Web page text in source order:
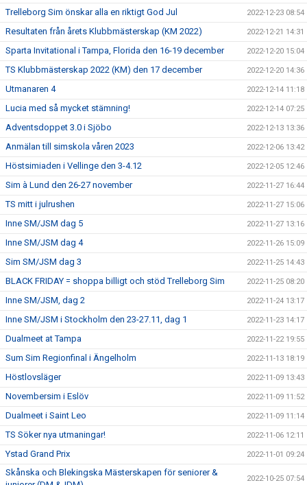
Trelleborg Sim önskar alla en riktigt God Jul 2022-12-23 08:54
Resultaten från årets Klubbmästerskap (KM 2022) 2022-12-21 14:31
Sparta Invitational i Tampa, Florida den 16-19 december 2022-12-20 15:04
TS Klubbmästerskap 2022 (KM) den 17 december 2022-12-20 14:36
Utmanaren 4 2022-12-14 11:18
Lucia med så mycket stämning! 2022-12-14 07:25
Adventsdoppet 3.0 i Sjöbo 2022-12-13 13:36
Anmälan till simskola våren 2023 2022-12-06 13:42
Höstsimiaden i Vellinge den 3-4.12 2022-12-05 12:46
Sim à Lund den 26-27 november 2022-11-27 16:44
TS mitt i julrushen 2022-11-27 15:06
Inne SM/JSM dag 5 2022-11-27 13:16
Inne SM/JSM dag 4 2022-11-26 15:09
Sim SM/JSM dag 3 2022-11-25 14:43
BLACK FRIDAY = shoppa billigt och stöd Trelleborg Sim 2022-11-25 08:20
Inne SM/JSM, dag 2 2022-11-24 13:17
Inne SM/JSM i Stockholm den 23-27.11, dag 1 2022-11-23 14:17
Dualmeet at Tampa 2022-11-22 19:55
Sum Sim Regionfinal i Ängelholm 2022-11-13 18:19
Höstlovsläger 2022-11-09 13:43
Novembersim i Eslöv 2022-11-09 11:52
Dualmeet i Saint Leo 2022-11-09 11:14
TS Söker nya utmaningar! 2022-11-06 12:11
Ystad Grand Prix 2022-11-01 09:24
Skånska och Blekingska Mästerskapen för seniorer &
2022-10-25 07:54